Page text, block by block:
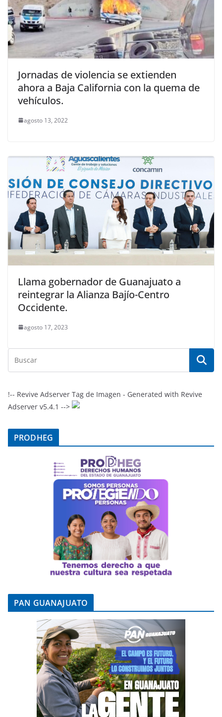
Jornadas de violencia se extienden
ahora a Baja California con la quema de
vehículos.
agosto 13, 2022
Llama gobernador de Guanajuato a
reintegrar la Alianza Bajío-Centro
Occidente.
agosto 17, 2023
!-- Revive Adserver Tag de Imagen - Generated with Revive
Adserver v5.4.1 -->
PRODHEG
PAN GUANAJUATO